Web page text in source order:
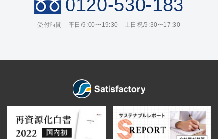
0120-530-183
受付時間 平日/9:00〜19:30 土日祝/9:30〜17:30